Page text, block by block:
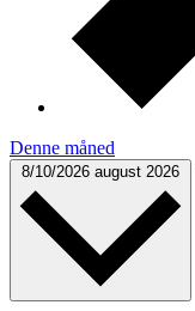
Denne måned
8/10/2026 august 2026